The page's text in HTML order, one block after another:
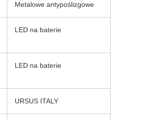
Metalowe antypoślizgowe
LED na baterie
LED na baterie
URSUS ITALY